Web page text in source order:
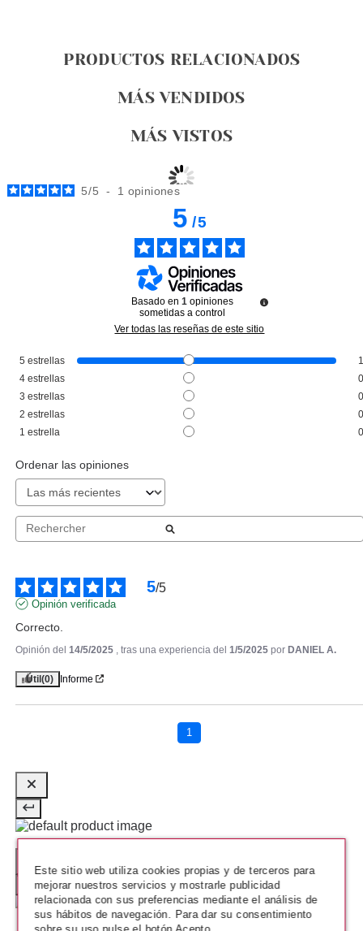
PRODUCTOS RELACIONADOS
MÁS VENDIDOS
MÁS VISTOS
PACO RABANNE
PACO RABANNE OLYMPEA
FLORA EDP INTENSE 50 ML VP
PACO RABANNE FAME PARFUM
5/5 - 1 opiniones
5/5
Basado en 1 opiniones
sometidas a control
Ver todas las reseñas de este sitio
5 estrellas
4 estrellas
3 estrellas
2 estrellas
1 estrella
Ordenar las opiniones
5/5
Opinión verificada
Correcto.
Opinión del 14/5/2025 , tras una experiencia del 1/5/2025 por DANIEL A.
Útil (0) Informe
1
Este sitio web utiliza cookies propias y de terceros para
mejorar nuestros servicios y mostrarle publicidad
relacionada con sus preferencias mediante el análisis de
sus hábitos de navegación. Para dar su consentimiento